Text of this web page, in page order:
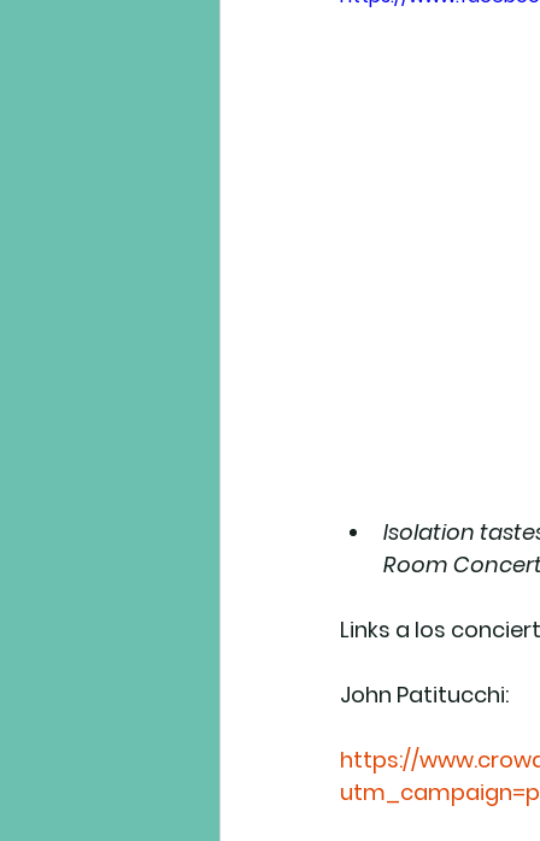
Isolation
Room
Links a los
John Patitucchi:
https://